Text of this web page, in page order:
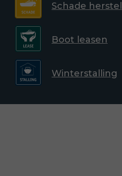
Schade herstel
Boot leasen
Winterstalling